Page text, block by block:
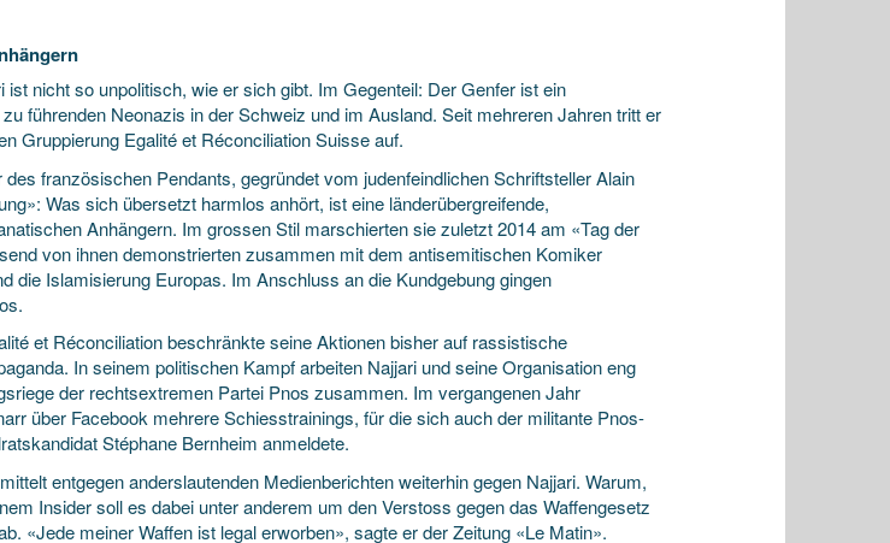
ist nicht so unpolitisch, wie er sich gibt. Im Gegenteil: Der Genfer ist ein
führenden Neonazis in der Schweiz und im Ausland. Seit mehreren Jahren tritt er
Gruppierung Egalité et Réconciliation Suisse auf.
französischen Pendants, gegründet vom judenfeindlichen Schriftsteller Alain
Was sich übersetzt harmlos anhört, ist eine länderübergreifende,
­Anhängern. Im grossen Stil marschierten sie zuletzt 2014 am «Tag der
von ihnen demonstrierten zusammen mit dem antisemitischen Komiker
die Islamisierung Europas. Im Anschluss an die Kundgebung gingen
et Réconciliation beschränkte seine Aktionen bisher auf rassistische
In seinem politischen Kampf arbeiten Najjari und seine Organisation eng
der rechtsextremen Partei Pnos zusammen. Im vergangenen Jahr
über Facebook mehrere Schiess­trainings, für die sich auch der ­militante Pnos-
­Stéphane Bernheim anmeldete.
entgegen anderslautenden Medienberichten weiterhin gegen Najjari. Warum,
Insider soll es dabei unter anderem um den Verstoss gegen das Waffengesetz
«Jede meiner Waffen ist legal erworben», sagte er der Zeitung «Le Matin».